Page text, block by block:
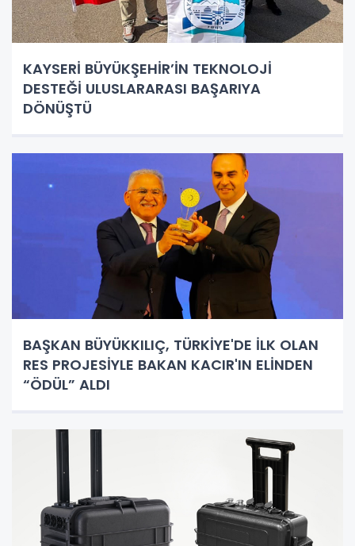
KAYSERİ BÜYÜKŞEHİR’İN TEKNOLOJİ
DESTEĞİ ULUSLARARASI BAŞARIYA
DÖNÜŞTÜ
BAŞKAN BÜYÜKKILIÇ, TÜRKİYE'DE İLK OLAN
RES PROJESİYLE BAKAN KACIR'IN ELİNDEN
“ÖDÜL” ALDI